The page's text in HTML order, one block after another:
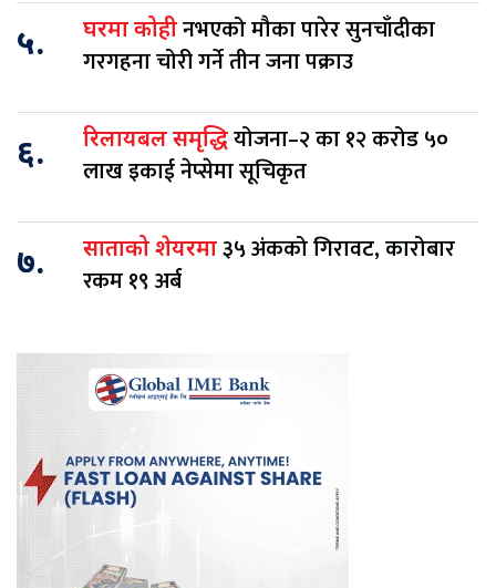
५. घरमा कोहीनभएको मौका पारेर सुनचाँदीका
गरगहना चोरी गर्ने तीन जना पक्राउ
६. रिलायबल समृद्धियोजना–२ का १२ करोड ५०
लाख इकाई नेप्सेमा सूचिकृत
७. साताको शेयरमा३५ अंकको गिरावट, कारोबार
रकम १९ अर्ब